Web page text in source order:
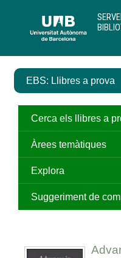
contingut
EBS: Llibres a prova
Cerca els llibres a
Àrees temàtiques
Explora
Suggeriment de